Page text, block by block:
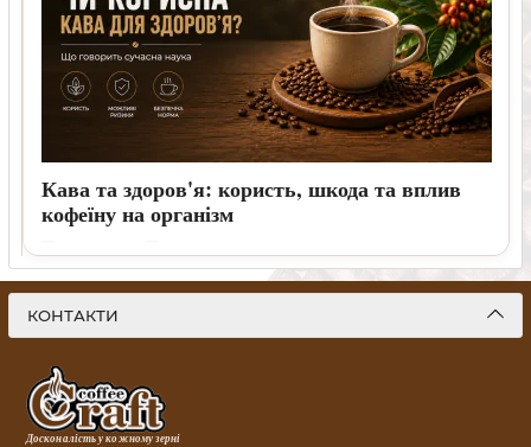
Кава та здоров'я: користь, шкода та вплив
кофеїну на організм
коли варто обговорити вживання кави з лікарем.
КОНТАКТИ
Досконалість у кожному зерні